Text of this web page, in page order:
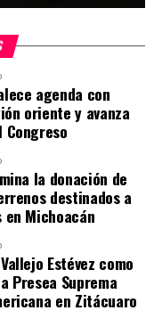
agenda con
oriente y avanza
la donación de
destinados a
Michoacán
Estévez como
Presea Suprema
en Zitácuaro